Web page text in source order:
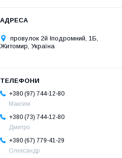
провулок 2й Іподромний, 1Б,
Житомир, Україна
+380 (97) 744-12-80
Максим
+380 (73) 744-12-80
Дмитро
+380 (67) 779-41-29
Олександр